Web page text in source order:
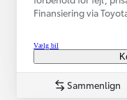
Finansiering via
Vælg bil
Sammenlign